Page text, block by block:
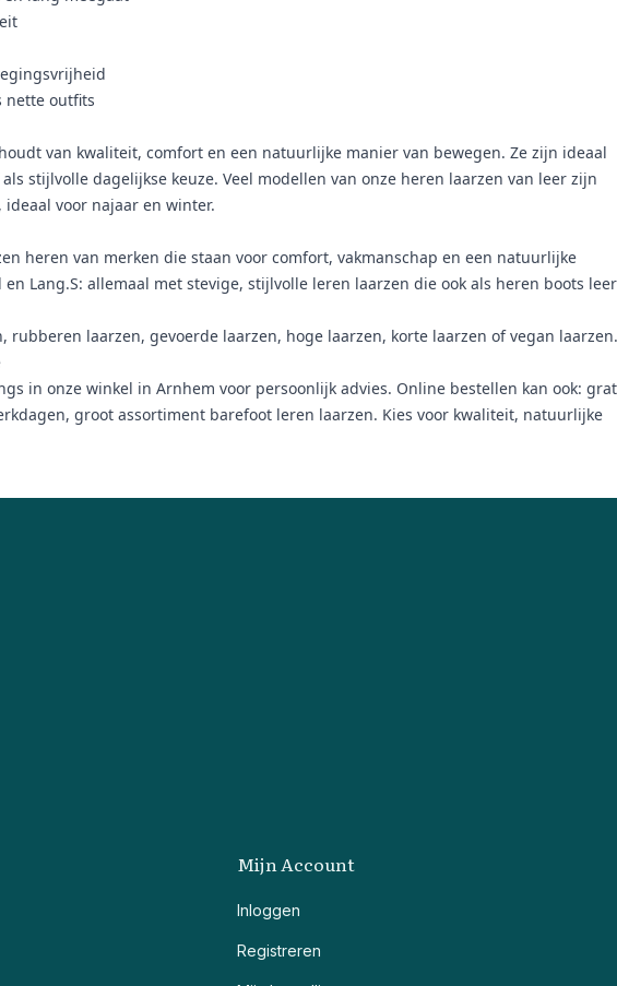
nette outfits
van kwaliteit, comfort en een natuurlijke manier van bewegen. Ze zijn ideaal
stijlvolle dagelijkse keuze. Veel modellen van onze heren laarzen van leer zijn
voor najaar en winter.
heren van merken die staan voor comfort, vakmanschap en een natuurlijke
en Lang.S: allemaal met stevige, stijlvolle leren laarzen die ook als heren boots leer
, rubberen laarzen, gevoerde laarzen, hoge laarzen, korte laarzen ofvegan laarzen.
in onze winkel in Arnhem voor persoonlijk advies. Online bestellen kan ook:
groot assortiment barefoot leren laarzen. Kies voor kwaliteit, natuurlijke
Mijn Account
Inloggen
Registreren